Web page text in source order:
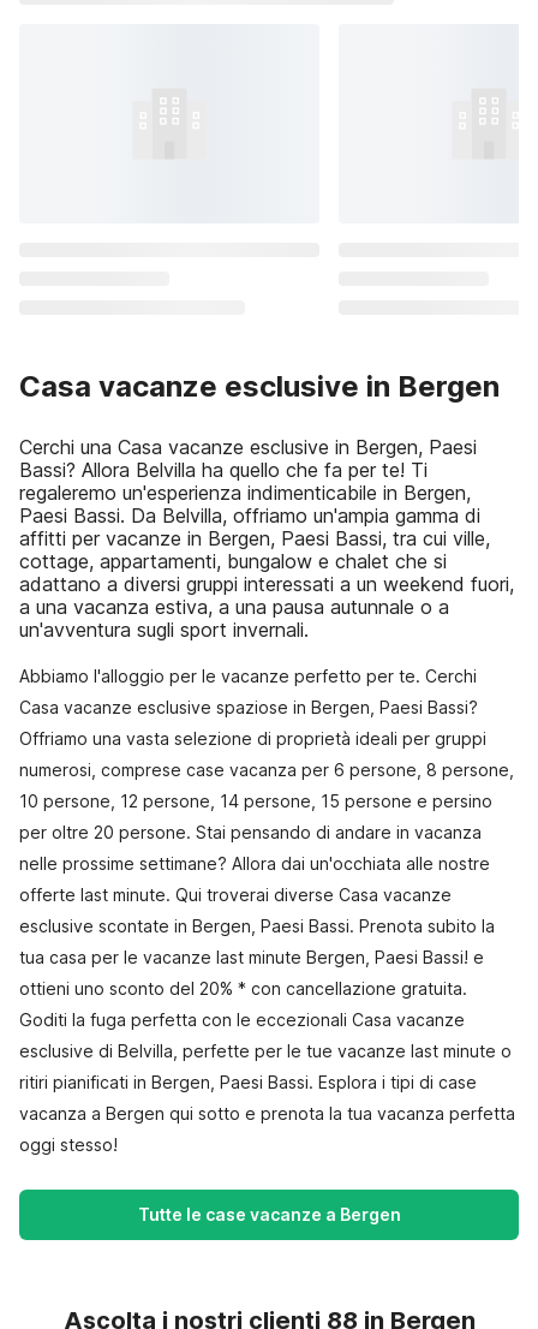
Casa vacanze esclusive in Bergen
Cerchi una Casa vacanze esclusive in Bergen, Paesi
Bassi? Allora Belvilla ha quello che fa per te! Ti
regaleremo un'esperienza indimenticabile in Bergen,
Paesi Bassi. Da Belvilla, offriamo un'ampia gamma di
affitti per vacanze in Bergen, Paesi Bassi, tra cui ville,
cottage, appartamenti, bungalow e chalet che si
adattano a diversi gruppi interessati a un weekend fuori,
a una vacanza estiva, a una pausa autunnale o a
un'avventura sugli sport invernali.
Abbiamo l'alloggio per le vacanze perfetto per te. Cerchi
Casa vacanze esclusive spaziose in Bergen, Paesi Bassi?
Offriamo una vasta selezione di proprietà ideali per gruppi
numerosi, comprese case vacanza per 6 persone, 8 persone,
10 persone, 12 persone, 14 persone, 15 persone e persino
per oltre 20 persone. Stai pensando di andare in vacanza
nelle prossime settimane? Allora dai un'occhiata alle nostre
offerte last minute. Qui troverai diverse Casa vacanze
esclusive scontate in Bergen, Paesi Bassi. Prenota subito la
tua casa per le vacanze last minute Bergen, Paesi Bassi! e
ottieni uno sconto del 20% * con cancellazione gratuita.
Goditi la fuga perfetta con le eccezionali Casa vacanze
esclusive di Belvilla, perfette per le tue vacanze last minute o
ritiri pianificati in Bergen, Paesi Bassi. Esplora i tipi di case
vacanza a Bergen qui sotto e prenota la tua vacanza perfetta
oggi stesso!
Tutte le case vacanze a Bergen
Ascolta i nostri clienti 88 in Bergen